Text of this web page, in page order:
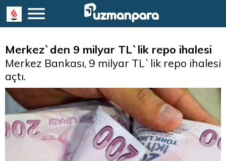
Merkez`den 9 milyar TL`lik repo ihalesi
Merkez Bankası, 9 milyar TL`lik repo ihalesi
açtı.